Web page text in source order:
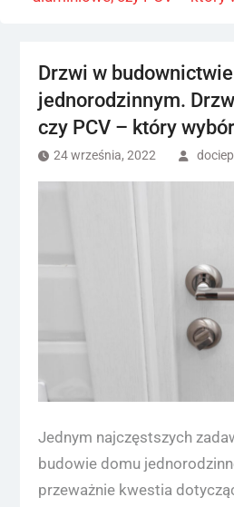
Drzwi w budownictwie
jednorodzinnym.
czy PCV – który
24 września, 2022
Jednym najczęstszych
budowie domu
przeważnie kwestia